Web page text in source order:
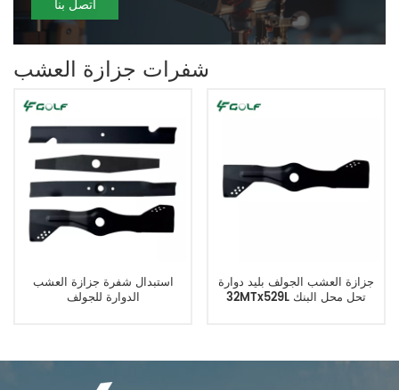
اتصل بنا
شفرات جزازة العشب
استبدال شفرة جزازة العشب
الدوارة للجولف
جزازة العشب الجولف بليد دوارة
32MTx529L تحل محل البنك